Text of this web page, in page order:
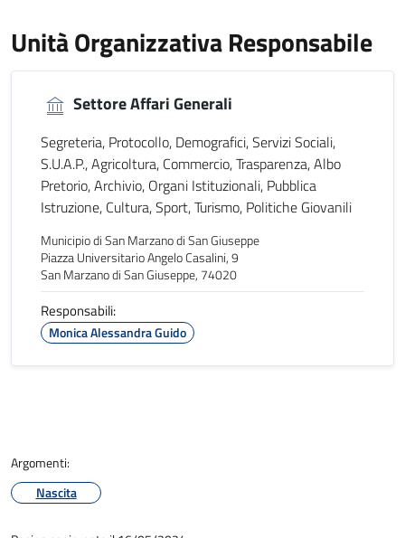
Unità Organizzativa Responsabile
Settore Affari Generali
Segreteria, Protocollo, Demografici, Servizi Sociali,
S.U.A.P., Agricoltura, Commercio, Trasparenza, Albo
Pretorio, Archivio, Organi Istituzionali, Pubblica
Istruzione, Cultura, Sport, Turismo, Politiche Giovanili
Municipio di San Marzano di San Giuseppe
Piazza Universitario Angelo Casalini, 9
San Marzano di San Giuseppe, 74020
Responsabili:
Monica Alessandra Guido
Argomenti:
Nascita